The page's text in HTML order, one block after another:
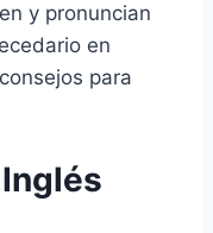
y pronuncian
en
para